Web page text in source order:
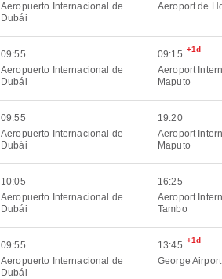
Aeropuerto Internacional de
Dubái
Aeroport de
09:55
Aeropuerto Internacional de
Dubái
09:15 +1d
Aeroport
Maputo
09:55
Aeropuerto Internacional de
Dubái
19:20
Aeroport
Maputo
10:05
Aeropuerto Internacional de
Dubái
16:25
Aeroport
Tambo
09:55
Aeropuerto Internacional de
Dubái
13:45 +1d
George Airport